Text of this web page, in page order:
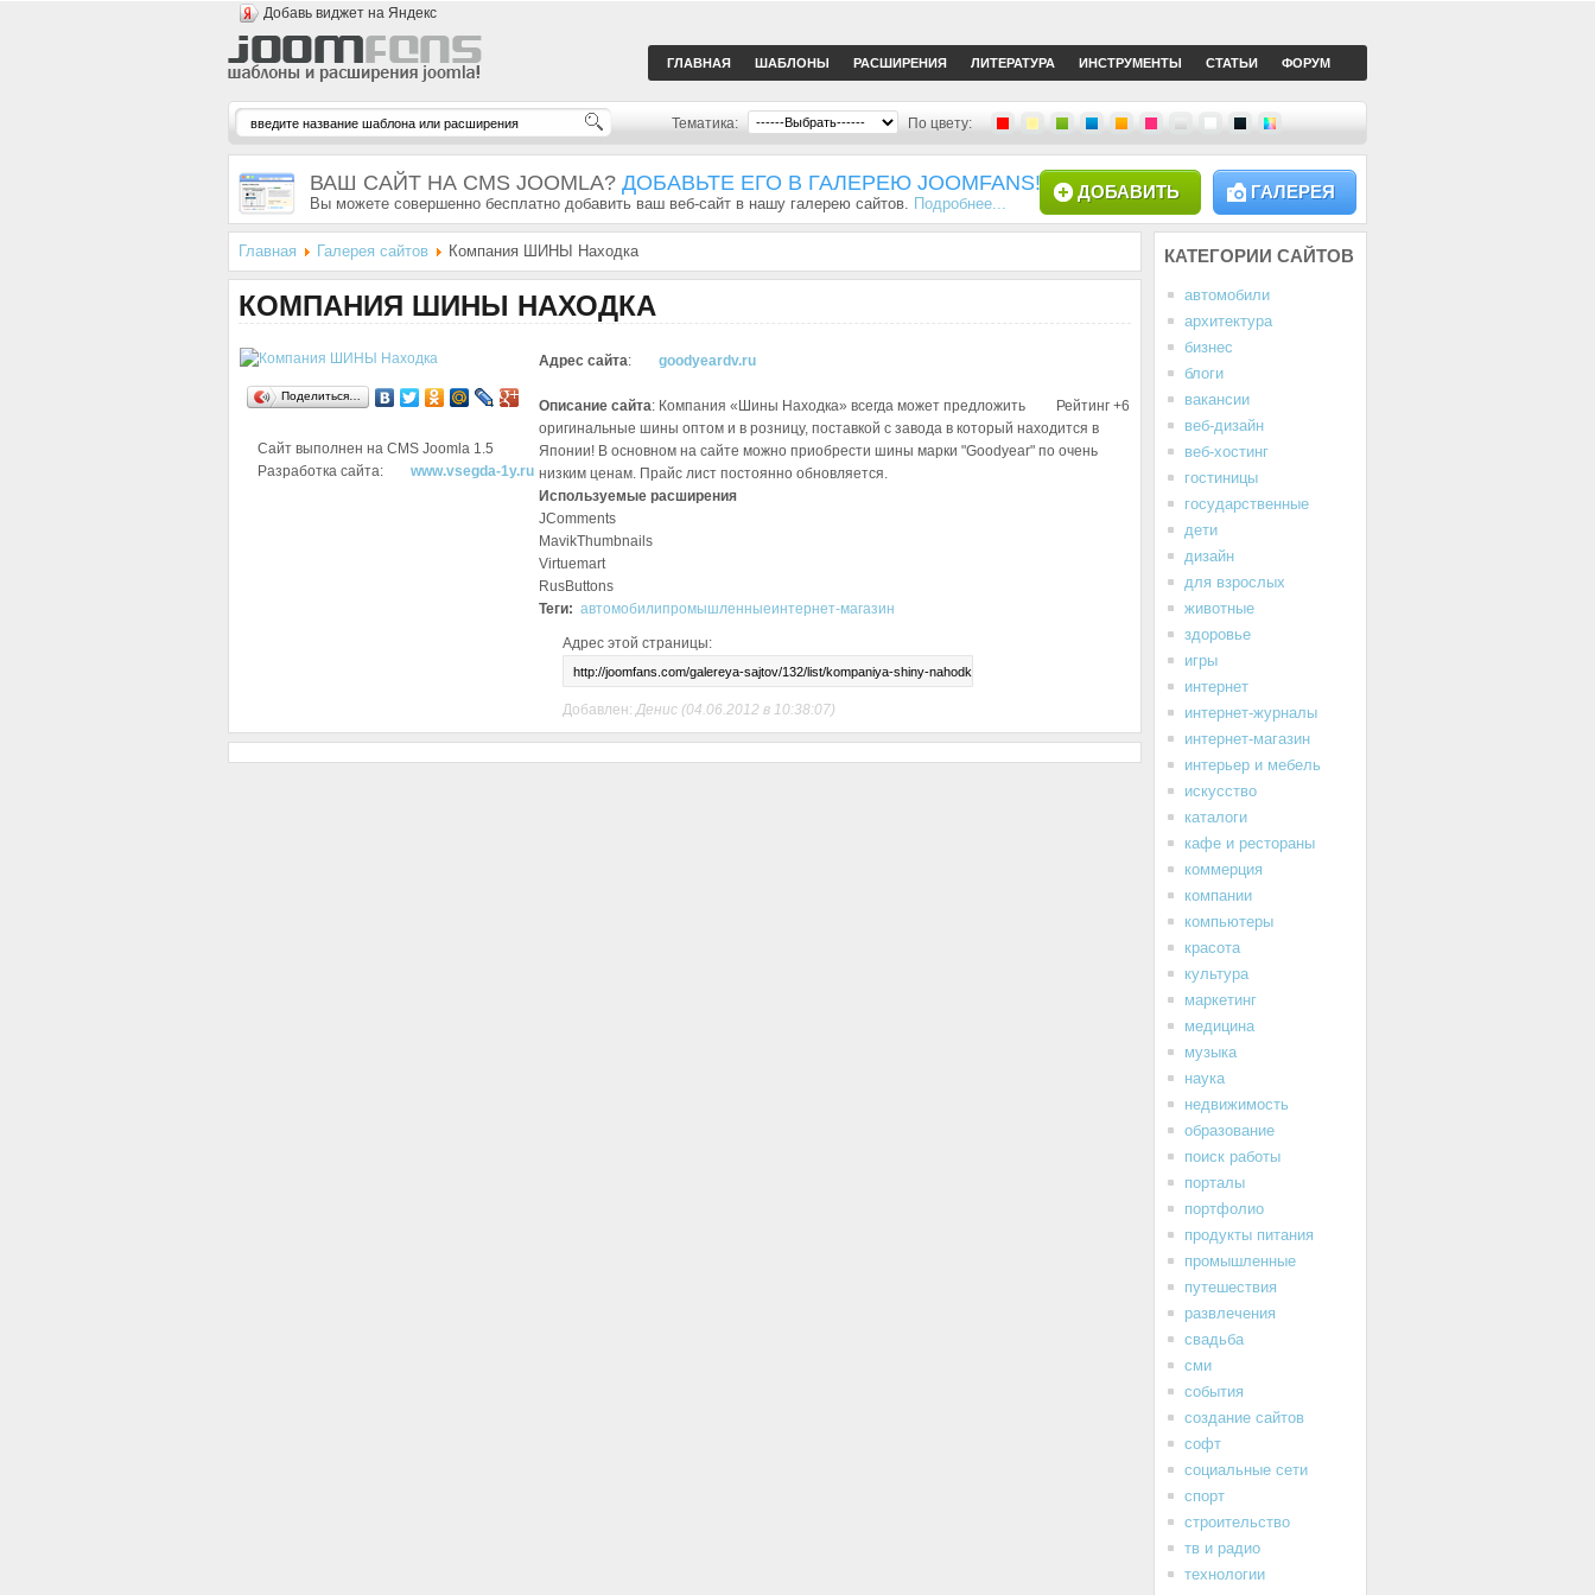
Добавь виджет на Яндекс
ГЛАВНАЯ ШАБЛОНЫ РАСШИРЕНИЯ ЛИТЕРАТУРА ИНСТРУМЕНТЫ СТАТЬИ ФОРУМ
Тематика: По цвету:
ВАШ САЙТ НА CMS JOOMLA? ДОБАВЬТЕ ЕГО В ГАЛЕРЕЮ JOOMFANS!
Вы можете совершенно бесплатно добавить ваш веб-сайт в нашу галерею сайтов. Подробнее...
ГАЛЕРЕЯ
ДОБАВИТЬ
Главная Галерея сайтов Компания ШИНЫ Находка
КОМПАНИЯ ШИНЫ НАХОДКА
Поделиться…
Сайт выполнен на CMS Joomla 1.5
Разработка сайта:
www.vsegda-1y.ru
Адрес сайта: goodyeardv.ru
Рейтинг +6
Описание сайта: Компания «Шины Находка» всегда может предложить
оригинальные шины оптом и в розницу, поставкой с завода в который находится в
Японии! В основном на сайте можно приобрести шины марки "Goodyear" по очень
низким ценам. Прайс лист постоянно обновляется.
Используемые расширения
JComments
MavikThumbnails
Virtuemart
RusButtons
Теги: автомобилипромышленныеинтернет-магазин
Адрес этой страницы:
Добавлен:Денис (04.06.2012 в 10:38:07)
КАТЕГОРИИ САЙТОВ
автомобили
архитектура
бизнес
блоги
вакансии
веб-дизайн
веб-хостинг
гостиницы
государственные
дети
дизайн
для взрослых
животные
здоровье
игры
интернет
интернет-журналы
интернет-магазин
интерьер и мебель
искусство
каталоги
кафе и рестораны
коммерция
компании
компьютеры
красота
культура
маркетинг
медицина
музыка
наука
недвижимость
образование
поиск работы
порталы
портфолио
продукты питания
промышленные
путешествия
развлечения
свадьба
сми
события
создание сайтов
софт
социальные сети
спорт
строительство
тв и радио
технологии